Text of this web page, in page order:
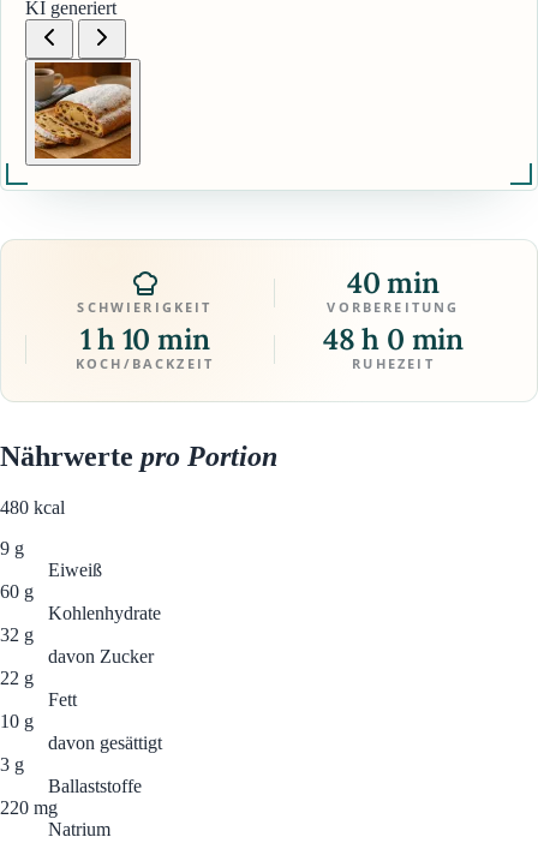
KI generiert
SCHWIERIGKEIT
40 min
VORBEREITUNG
1 h 10 min
KOCH/BACKZEIT
48 h 0 min
RUHEZEIT
Nährwerte pro Portion
480 kcal
9 g
Eiweiß
60 g
Kohlenhydrate
32 g
davon Zucker
22 g
Fett
10 g
davon gesättigt
3 g
Ballaststoffe
220 mg
Natrium